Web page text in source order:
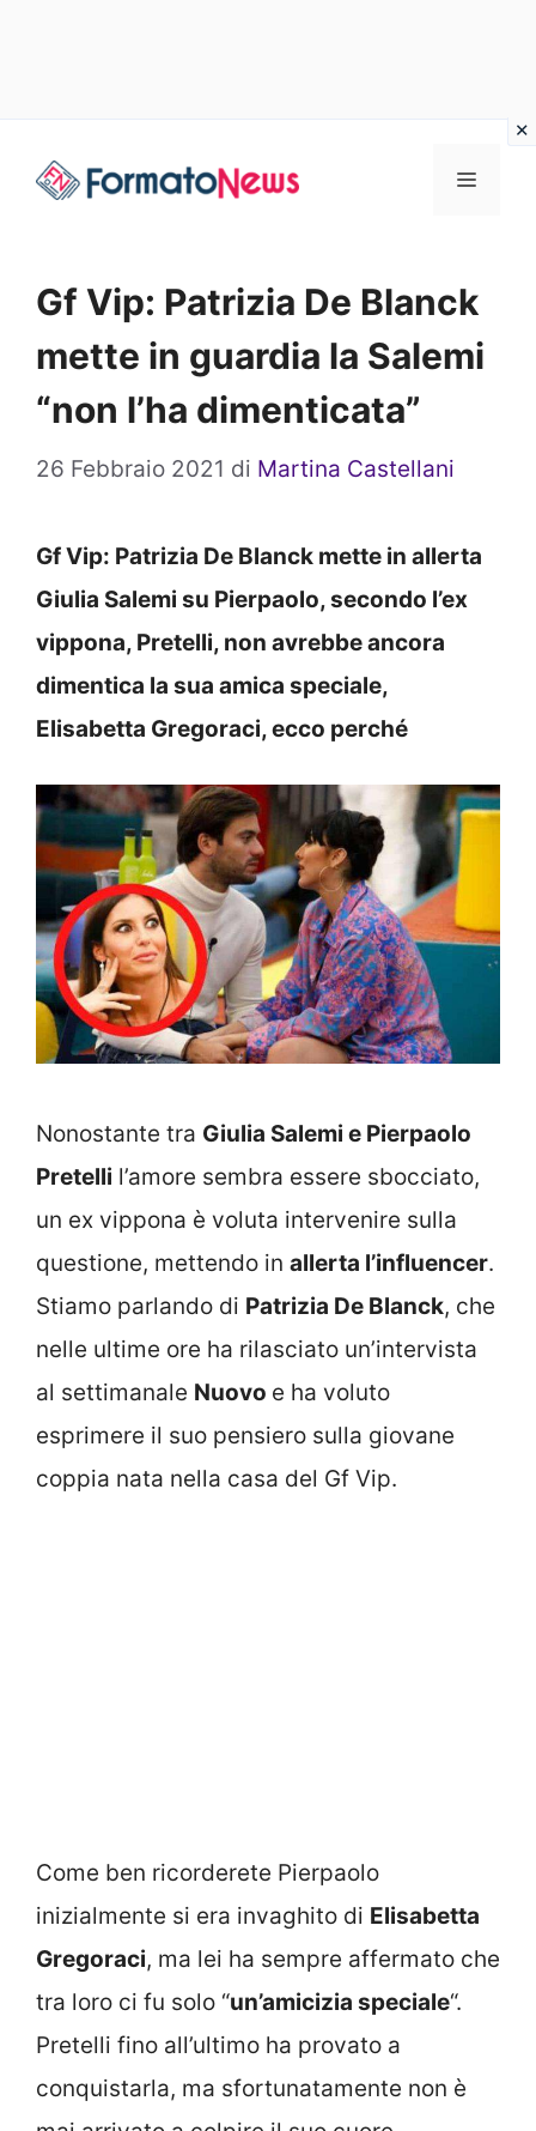
Menu
Gf Vip: Patrizia De Blanck
mette in guardia la Salemi
“non l’ha dimenticata”
26 Febbraio 2021 di Martina Castellani
Gf Vip: Patrizia De Blanck mette in allerta
Giulia Salemi su Pierpaolo, secondo l’ex
vippona, Pretelli, non avrebbe ancora
dimentica la sua amica speciale,
Elisabetta Gregoraci, ecco perché
Nonostante tra Giulia Salemi e Pierpaolo
Pretelli l’amore sembra essere sbocciato,
un ex vippona è voluta intervenire sulla
questione, mettendo in allerta l’influencer.
Stiamo parlando di Patrizia De Blanck, che
nelle ultime ore ha rilasciato un’intervista
al settimanale Nuovo e ha voluto
esprimere il suo pensiero sulla giovane
coppia nata nella casa del Gf Vip.
Come ben ricorderete Pierpaolo
inizialmente si era invaghito di Elisabetta
Gregoraci, ma lei ha sempre affermato che
tra loro ci fu solo “un’amicizia speciale“.
Pretelli fino all’ultimo ha provato a
conquistarla, ma sfortunatamente non è